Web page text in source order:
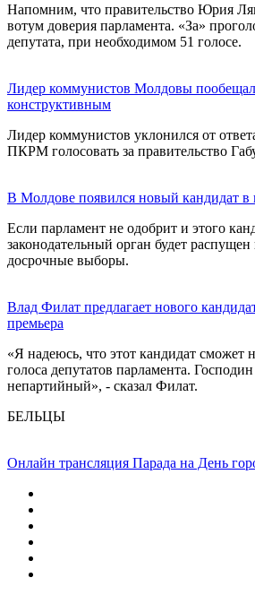
Напомним, что правительство Юрия
вотум доверия парламента. «За»
депутата, при необходимом 51 голосе.
Лидер коммунистов Молдовы
конструктивным
Лидер коммунистов уклонился от
ПКРМ голосовать за правительство
В Молдове появился новый кандидат
Если парламент не одобрит и этого
законодательный орган будет
досрочные выборы.
Влад Филат предлагает нового
премьера
«Я надеюсь, что этот кандидат сможет
голоса депутатов парламента.
непартийный», - сказал Филат.
БЕЛЬЦЫ
Онлайн трансляция Парада на День